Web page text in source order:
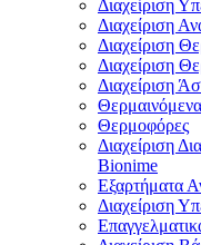
Διαχείριση
Διαχείριση
Διαχείριση
Διαχείριση
Διαχείριση
Θερμοφόρες
Διαχείριση
Bionime
Εξαρτήματα
Διαχείριση